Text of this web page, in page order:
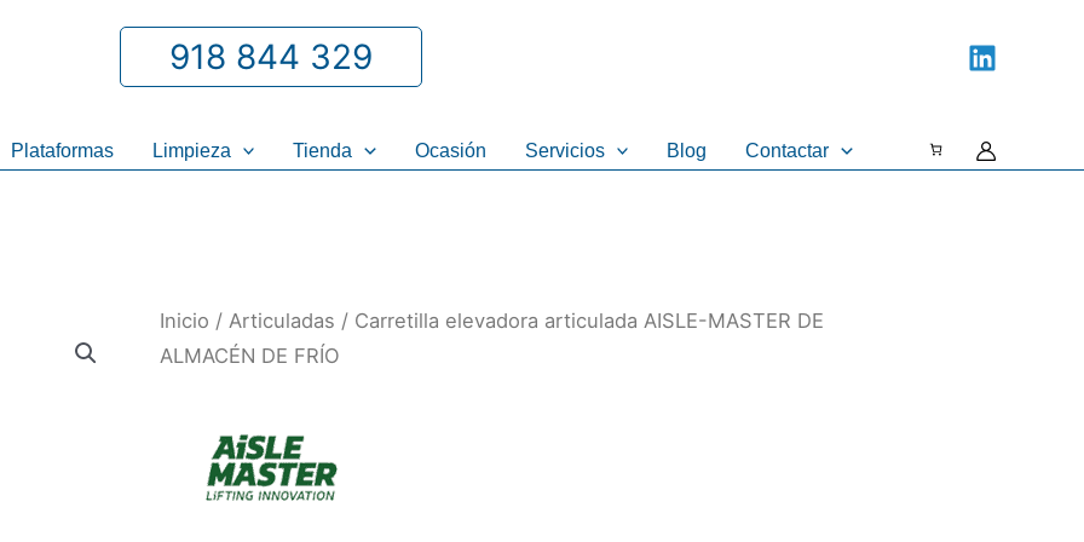
918 844 329
Plataformas Limpieza Tienda Ocasión Servicios Blog Contactar
Inicio / Articuladas / Carretilla elevadora articulada AISLE-MASTER DE
ALMACÉN DE FRÍO